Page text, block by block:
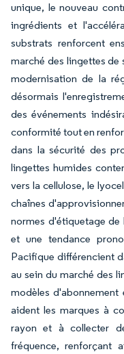
unique, le nouveau
ingrédients et
substrats renforcent
marché des lingettes de
modernisation de la
désormais
des événements
conformité tout en
dans la sécurité des
lingettes humides
vers la cellulose, le
chaînes
normes d'étiquetage
et une tendance
Pacifique différencient
au sein du marché des
modèles d'abonnement
aident les marques à
rayon et à collecter
fréquence, renforçant